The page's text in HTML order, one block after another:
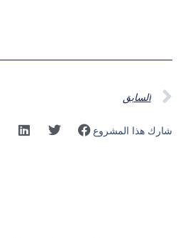
السابق
شارك هذا المشروع